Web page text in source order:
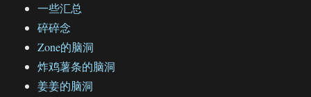
一些汇总
碎碎念
Zone的脑洞
炸鸡薯条的脑洞
姜姜的脑洞